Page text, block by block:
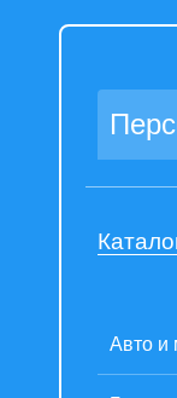
Авто и